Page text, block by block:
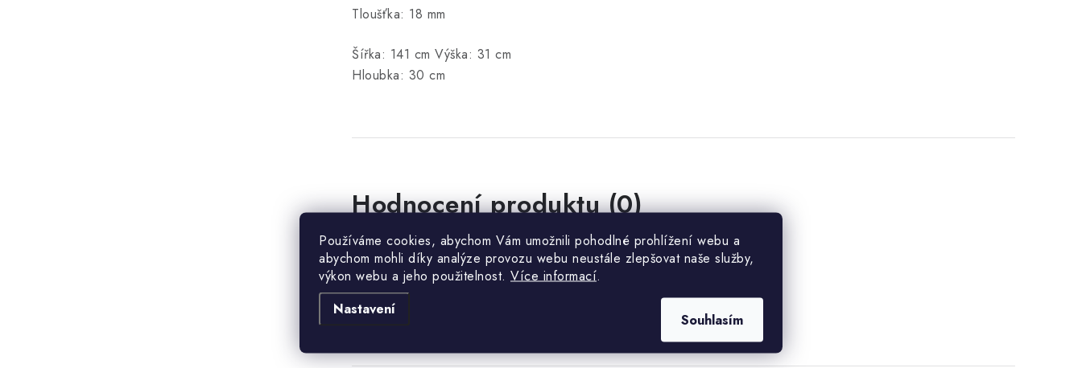
Používáme cookies, abychom Vám umožnili pohodlné prohlížení webu a
abychom mohli díky analýze provozu webu neustále zlepšovat naše služby,
výkon webu a jeho použitelnost. Více informací.
Nastavení
Souhlasím
Tloušťka: 18 mm
Šířka: 141 cm Výška: 31 cm
Hloubka: 30 cm
Hodnocení produktu (0)
Buďte první, kdo napíše příspěvek k této položce.